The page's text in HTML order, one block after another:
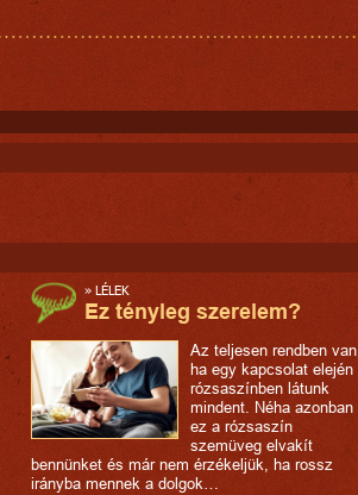
» LÉLEK
Ez tényleg szerelem?
Az teljesen rendben van,
ha egy kapcsolat elején
rózsaszínben látunk
mindent. Néha azonban
ez a rózsaszín
szemüveg elvakít
bennünket és már nem érzékeljük, ha rossz
irányba mennek a dolgok…